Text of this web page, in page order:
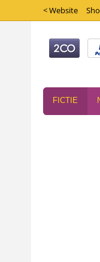
< Website
FICTIE